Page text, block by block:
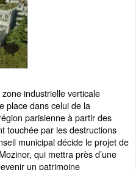
industrielle verticale
place dans celui de la
parisienne à partir des
touchée par les destructions
municipal décide le projet de
qui mettra près d’une
un patrimoine